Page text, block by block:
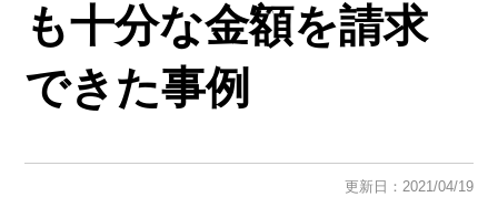
も十分な金額を請求
できた事例
更新日：2021/04/19